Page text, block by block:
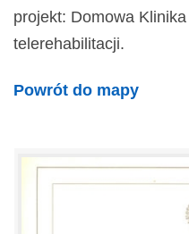
projekt: Domowa
telerehabilitacji.
Powrót do mapy